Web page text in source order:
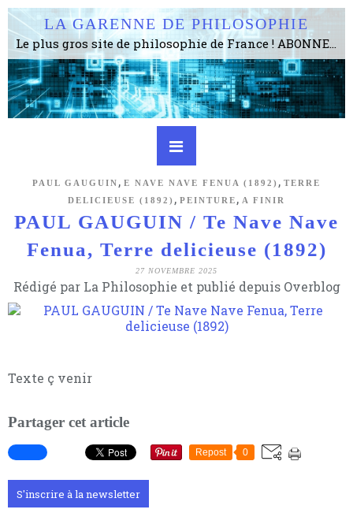
LA GARENNE DE PHILOSOPHIE
Le plus gros site de philosophie de France ! ABONNEZ-VOUS ! 4115 Articles, 1634 abonné·e·s, depuis 2006 . . . . . . . . 2 852 214 pages vues jusqu'à présent. Prestance et être apte à un plus grand nombre de choses.
PAUL GAUGUIN , E NAVE NAVE FENUA (1892) , TERRE
DELICIEUSE (1892) , PEINTURE , A FINIR
PAUL GAUGUIN / Te Nave Nave
Fenua, Terre delicieuse (1892)
27 NOVEMBRE 2025
Rédigé par La Philosophie et publié depuis Overblog
Texte ç venir
Partager cet article
Repost 0
S'inscrire à la newsletter